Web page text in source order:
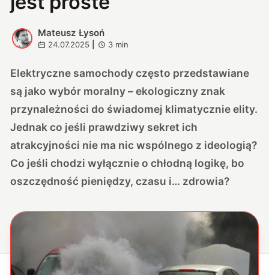
M
Mateusz Łysoń
24.07.2025 3 min
Elektryczne samochody często przedstawiane
są jako wybór moralny – ekologiczny znak
przynależności do świadomej klimatycznie elity.
Jednak co jeśli prawdziwy sekret ich
atrakcyjności nie ma nic wspólnego z ideologią?
Co jeśli chodzi wyłącznie o chłodną logikę, bo
oszczędność pieniędzy, czasu i… zdrowia?